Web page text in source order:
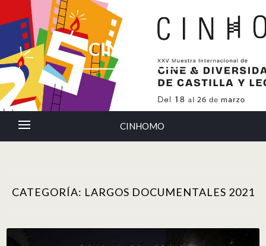
CINHOMO
CINHOMO
CATEGORÍA: LARGOS DOCUMENTALES 2021